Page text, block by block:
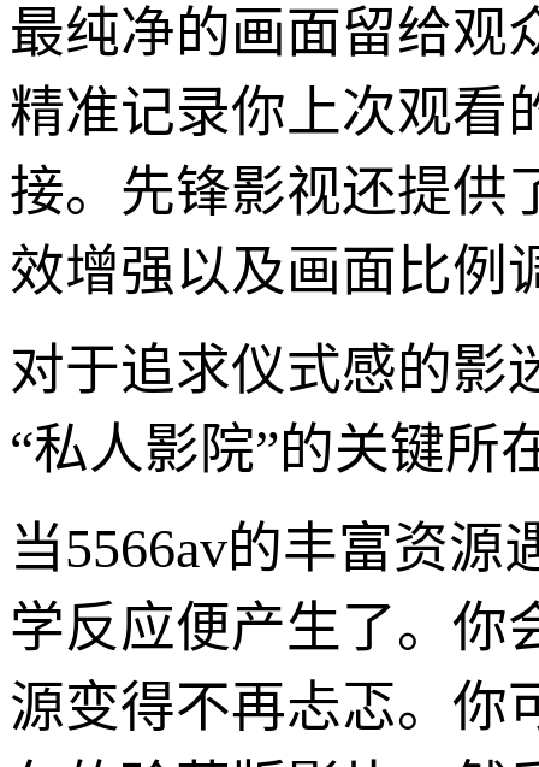
最纯净的画面留给观
精准记录你上次观看
接。先锋影视还提供
效增强以及画面比例
对于追求仪式感的影
“私人影院”的关键所
当5566av的丰富资
学反应便产生了。你
源变得不再忐忑。你